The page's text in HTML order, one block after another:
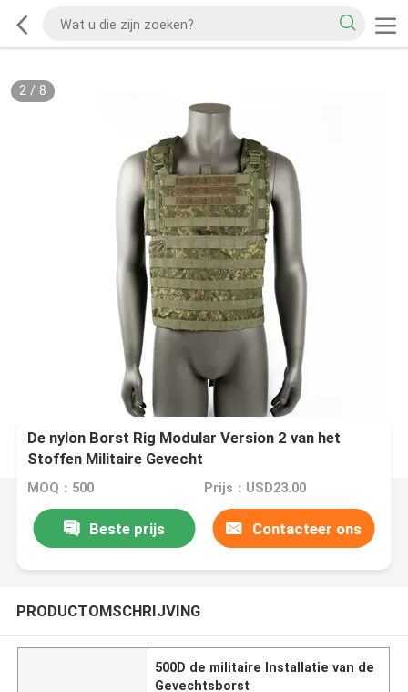
2/ 8
De nylon Borst Rig Modular Version 2 van het
Stoffen Militaire Gevecht
MOQ：500 Prijs：USD23.00
Beste prijs Contacteer ons
PRODUCTOMSCHRIJVING
500D de militaire Installatie van de
Gevechtsborst